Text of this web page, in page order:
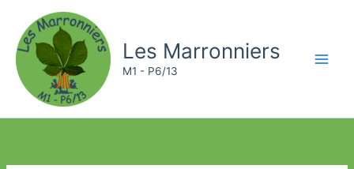
contenu
Les Marronniers
M1 - P6/13